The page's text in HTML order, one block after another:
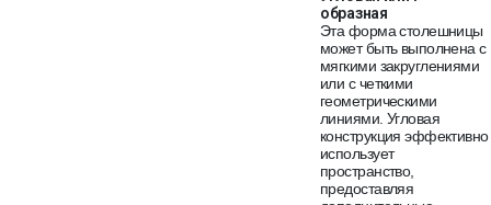
образная
Эта форма столешницы
может быть выполнена с
мягкими закруглениями
или с четкими
геометрическими
линиями. Угловая
конструкция эффективно
использует
пространство,
предоставляя